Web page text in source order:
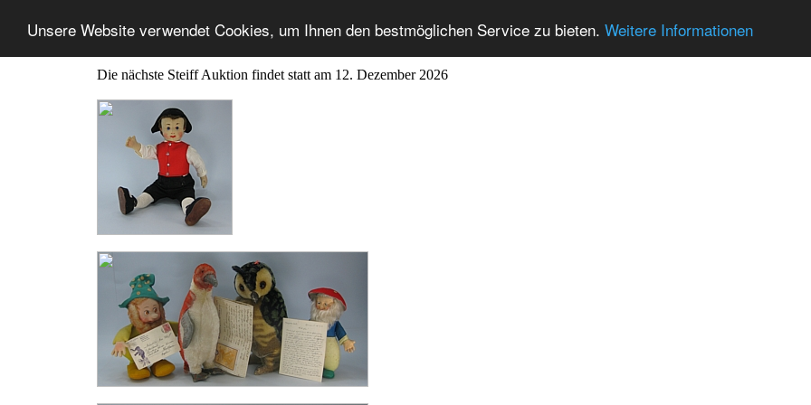
Unsere Website verwendet Cookies, um Ihnen den bestmöglichen Service zu bieten. Weitere Informationen
Die nächste Steiff Auktion findet statt am 12. Dezember 2026